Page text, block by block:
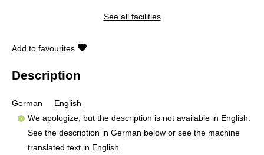
See all facilities
Add to favourites
Description
German
English
We apologize, but the description is not available in English.
See the description in German below or see the machine
translated text in English